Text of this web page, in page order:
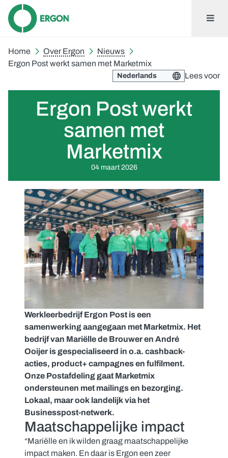
Home Over Ergon
Nieuws
Ergon Post werkt samen met Marketmix
Lees voor
Ergon Post werkt
samen met
Marketmix
04 maart 2026
Werkleerbedrijf Ergon Post is een
samenwerking aangegaan met Marketmix. Het
bedrijf van Mariëlle de Brouwer en André
Ooijer is gespecialiseerd in o.a. cashback-
acties, product+ campagnes en fulfilment.
Onze Postafdeling gaat Marketmix
ondersteunen met mailings en bezorging.
Lokaal, maar ook landelijk via het
Businesspost-netwerk.
Maatschappelijke impact
“Mariëlle en ik wilden graag maatschappelijke
impact maken. En daar is Ergon een zeer